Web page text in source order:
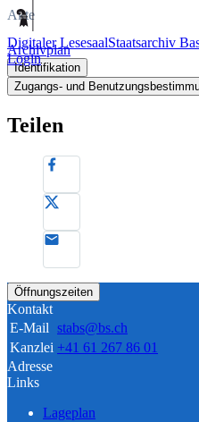
Digitaler LesesaalStaatsarchiv
Login
Akte
Archivplan
Identifikation
Zugangs- und
Teilen
Öffnungszeiten
Kontakt
E-Mail stabs@bs.ch
Kanzlei +41 61 267 86 01
Adresse
Links
Lageplan